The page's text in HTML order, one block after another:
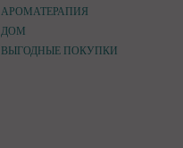
АРОМАТЕРАПИЯ
ДОМ
ВЫГОДНЫЕ ПОКУПКИ